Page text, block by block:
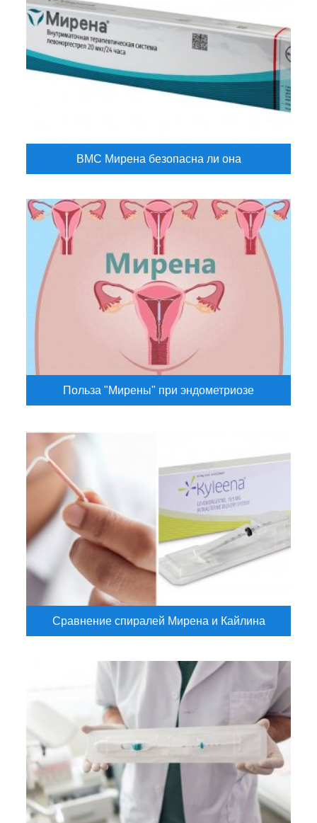
ВМС Мирена безопасна ли она
Польза "Мирены" при эндометриозе
Сравнение спиралей Мирена и Кайлина